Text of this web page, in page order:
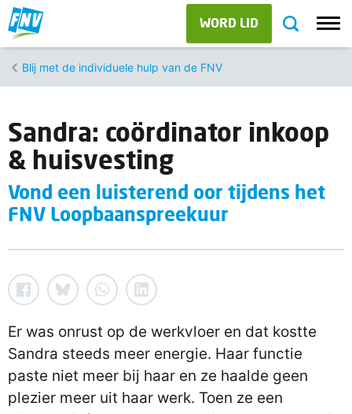
WORD LID
Blij met de individuele hulp van de FNV
Sandra: coördinator inkoop
& huisvesting
Vond een luisterend oor tijdens het
FNV Loopbaanspreekuur
Er was onrust op de werkvloer en dat kostte
Sandra steeds meer energie. Haar functie
paste niet meer bij haar en ze haalde geen
plezier meer uit haar werk. Toen ze een